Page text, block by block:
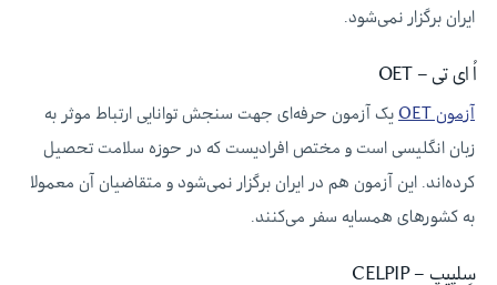
ایران برگزار نمی‌شود.
اُ ای تی – OET
آزمون OET
یک آزمون حرفه‌ای جهت سنجش توانایی ارتباط موثر به
زبان انگلیسی است و مختص افرادیست که در حوزه سلامت تحصیل
کرده‌اند. این آزمون هم در ایران برگزار نمی‌شود و متقاضیان آن معمولا
به کشورهای همسایه سفر می‌کنند.
سِلپیپ – CELPIP